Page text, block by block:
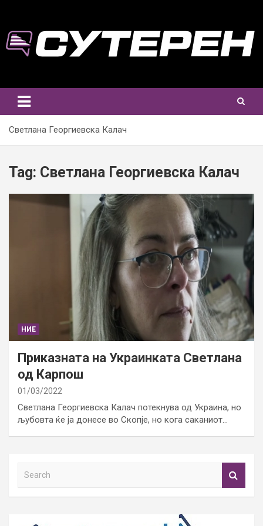
content
Светлана Георгиевска Калач
Tag: Светлана Георгиевска Калач
НИЕ
Приказната на Украинката Светлана
од Карпош
01/03/2022
Светлана Георгиевска Калач потекнува од Украина, но
љубовта ќе ја донесе во Скопје, но кога саканиот…